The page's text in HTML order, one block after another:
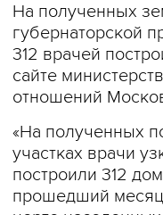
На полученных
губернаторской
312 врачей
сайте
отношений
«На полученных
участках врачи
построили 312
прошедший